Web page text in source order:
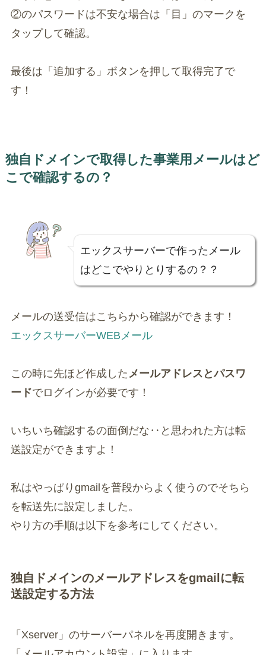
②のパスワードは不安な場合は「目」のマークを
タップして確認。
最後は「追加する」ボタンを押して取得完了で
す！
独自ドメインで取得した事業用メールはど
こで確認するの？
エックスサーバーで作ったメール
はどこでやりとりするの？？
メールの送受信はこちらから確認ができます！
エックスサーバーWEBメール
この時に先ほど作成した メールアドレスとパスワ
ードでログインが必要です！
いちいち確認するの面倒だな‥と思われた方は転
送設定ができますよ！
私はやっぱりgmailを普段からよく使うのでそちら
を転送先に設定しました。
やり方の手順は以下を参考にしてください。
独自ドメインのメールアドレスをgmailに転
送設定する方法
「Xserver」のサーバーパネルを再度開きます。